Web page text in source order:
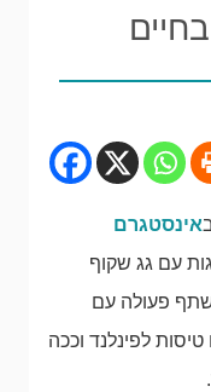
אינסטגרם
עם גג שקוף
פעולה עם
טיסות לפינלנד וככה